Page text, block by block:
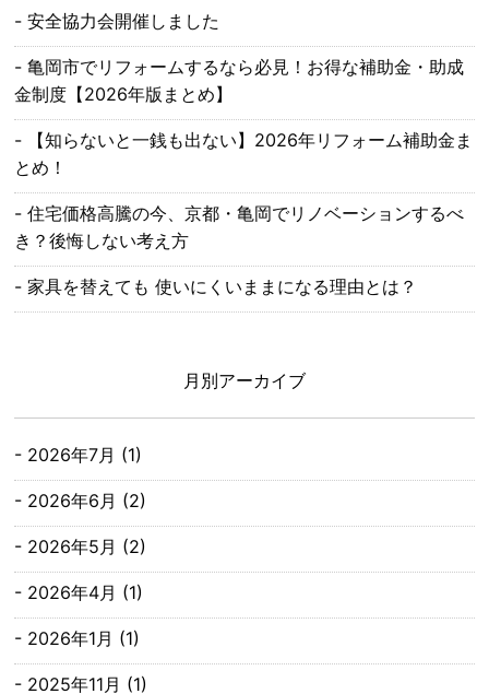
安全協力会開催しました
亀岡市でリフォームするなら必見！お得な補助金・助成
金制度【2026年版まとめ】
【知らないと一銭も出ない】2026年リフォーム補助金ま
とめ！
住宅価格高騰の今、京都・亀岡でリノベーションするべ
き？後悔しない考え方
家具を替えても 使いにくいままになる理由とは？
月別アーカイブ
2026年7月 (1)
2026年6月 (2)
2026年5月 (2)
2026年4月 (1)
2026年1月 (1)
2025年11月 (1)